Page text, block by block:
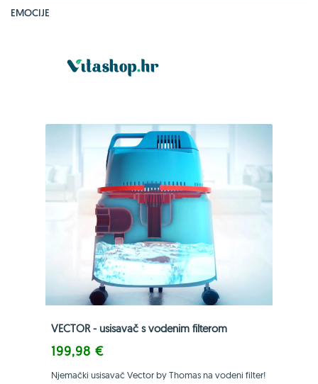
EMOCIJE
VECTOR - usisavač s vodenim filterom
199,98 €
Njemački usisavač Vector by Thomas na vodeni filter!